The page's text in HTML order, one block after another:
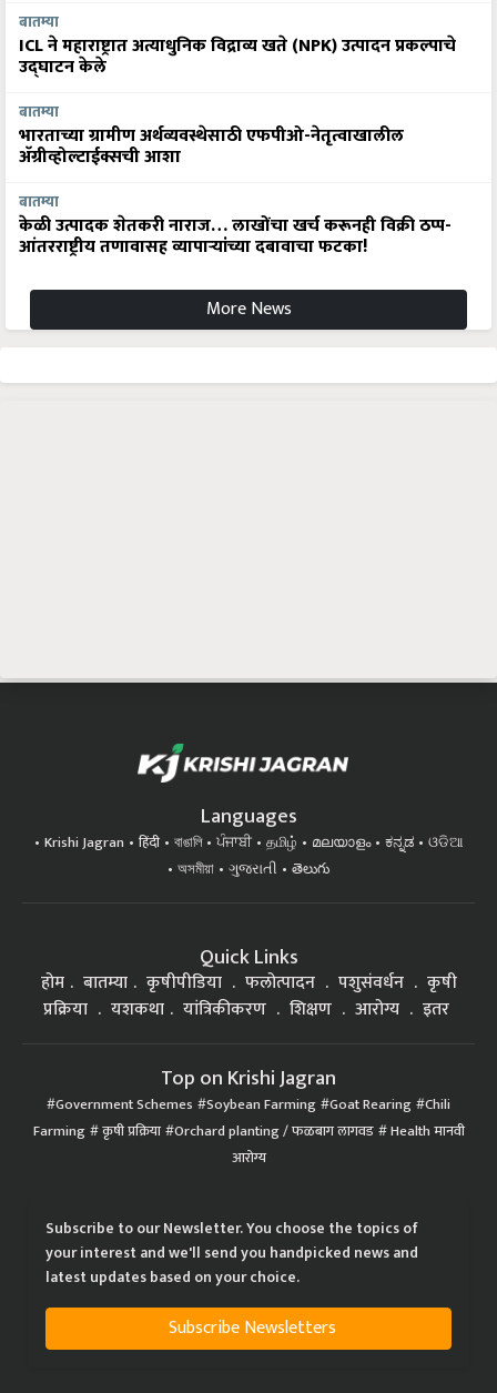
बातम्या
ICL ने महाराष्ट्रात अत्याधुनिक विद्राव्य खते (NPK) उत्पादन प्रकल्पाचे
उद्घाटन केले
बातम्या
भारताच्या ग्रामीण अर्थव्यवस्थेसाठी एफपीओ-नेतृत्वाखालील
अ‍ॅग्रीव्होल्टाईक्सची आशा
बातम्या
केळी उत्पादक शेतकरी नाराज… लाखोंचा खर्च करूनही विक्री ठप्प-
आंतरराष्ट्रीय तणावासह व्यापाऱ्यांच्या दबावाचा फटका!
More News
Languages
Krishi Jagran हिंदी বাঙালি ਪੰਜਾਬੀ தமிழ் മലയാളം ಕನ್ನಡ
ଓଡିଆ
অসমীয়া
ગુજરાતી తెలుగు
Quick Links
होम बातम्या कृषीपीडिया फलोत्पादन पशुसंवर्धन
कृषी
प्रक्रिया
यशकथा यांत्रिकीकरण शिक्षण आरोग्य इतर
Top on Krishi Jagran
Government Schemes Soybean Farming Goat Rearing Chili
Farming कृषी प्रक्रिया Orchard planting / फळबाग लागवड Health मानवी
आरोग्य
Subscribe to our Newsletter. You choose the topics of
your interest and we'll send you handpicked news and
latest updates based on your choice.
Subscribe Newsletters